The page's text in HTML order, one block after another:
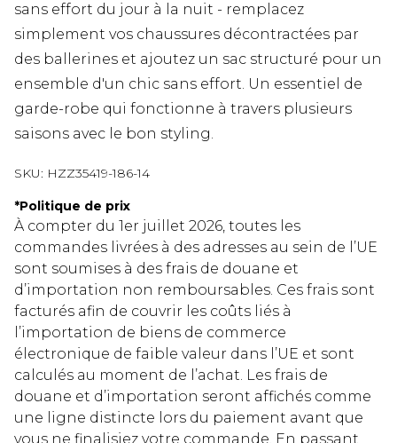
sans effort du jour à la nuit - remplacez
simplement vos chaussures décontractées par
des ballerines et ajoutez un sac structuré pour un
ensemble d'un chic sans effort. Un essentiel de
garde-robe qui fonctionne à travers plusieurs
saisons avec le bon styling.
SKU: HZZ35419-186-14
*Politique de prix
À compter du 1er juillet 2026, toutes les
commandes livrées à des adresses au sein de l’UE
sont soumises à des frais de douane et
d’importation non remboursables. Ces frais sont
facturés afin de couvrir les coûts liés à
l’importation de biens de commerce
électronique de faible valeur dans l’UE et sont
calculés au moment de l’achat. Les frais de
douane et d’importation seront affichés comme
une ligne distincte lors du paiement avant que
vous ne finalisiez votre commande. En passant